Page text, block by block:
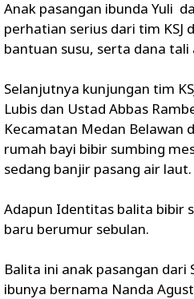
Anak pasangan ibunda Yuli
perhatian serius dari tim KSJ
bantuan susu, serta dana tali
Selanjutnya kunjungan tim
Lubis dan Ustad Abbas
Kecamatan Medan Belawan
rumah bayi bibir sumbing
sedang banjir pasang air laut.
Adapun Identitas balita bibir
baru berumur sebulan.
Balita ini anak pasangan dari
ibunya bernama Nanda